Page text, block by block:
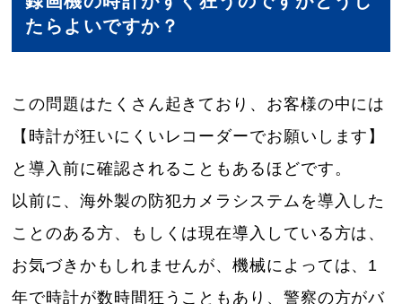
たらよいですか？
この問題はたくさん起きており、お客様の中には
【時計が狂いにくいレコーダーでお願いします】
と導入前に確認されることもあるほどです。
以前に、海外製の防犯カメラシステムを導入した
ことのある方、もしくは現在導入している方は、
お気づきかもしれませんが、機械によっては、1
年で時計が数時間狂うこともあり、警察の方がバ